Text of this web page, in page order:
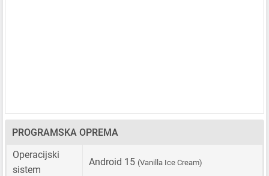
PROGRAMSKA OPREMA
Operacijski
sistem
Android 15 (Vanilla Ice Cream)